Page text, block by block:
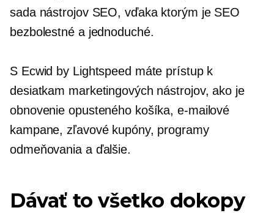
sada nástrojov SEO, vďaka ktorým je SEO
bezbolestné a jednoduché.
S Ecwid by Lightspeed máte prístup k
desiatkam marketingových nástrojov, ako je
obnovenie opusteného košíka, e-mailové
kampane, zľavové kupóny, programy
odmeňovania a ďalšie.
Dávať to všetko dokopy